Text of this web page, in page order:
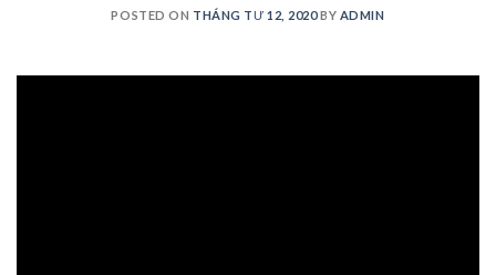
POSTED ON THÁNG TƯ 12, 2020BY ADMIN